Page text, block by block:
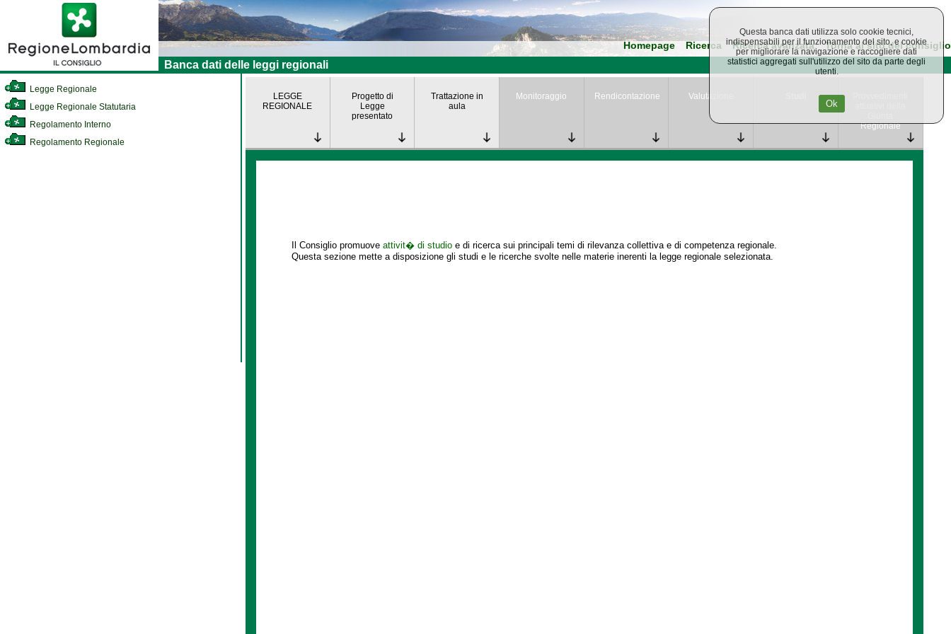
Homepage Ricerca Ricerca avanzata Torna al sito del consiglio
Banca dati delle leggi regionali
Legge Regionale
Legge Regionale Statutaria
Regolamento Interno
Regolamento Regionale
LEGGE
REGIONALE
Progetto di
Legge
presentato
Trattazione in
aula
Monitoraggio Rendicontazione Valutazione
Regionale
Il Consiglio promuove attivit� di studio e di ricerca sui principali temi di rilevanza collettiva e di competenza regionale.
Questa sezione mette a disposizione gli studi e le ricerche svolte nelle materie inerenti la legge regionale selezionata.
Questa banca dati utilizza solo cookie tecnici,
indispensabili per il funzionamento del sito, e cookie
per migliorare la navigazione e raccogliere dati
statistici aggregati sull'utilizzo del sito da parte degli
utenti.
Ok